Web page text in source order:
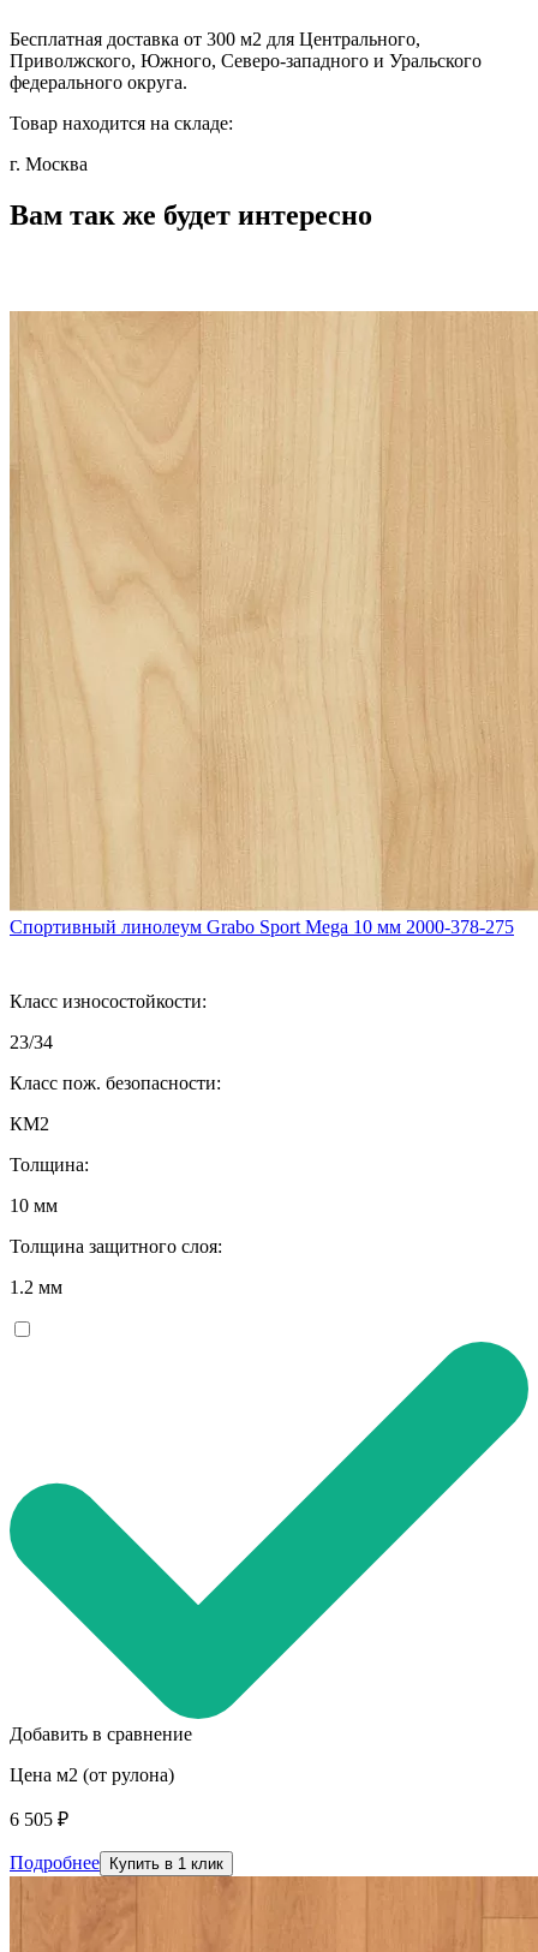
Бесплатная доставка от 300 м2 для Центрального,
Приволжского, Южного, Северо-западного и Уральского
федерального округа.
Товар находится на складе:
г. Москва
Вам так же будет интересно
Спортивный линолеум Grabo Sport Mega 10 мм 2000-378-275
Класс износостойкости:
23/34
Класс пож. безопасности:
КМ2
Толщина:
10 мм
Толщина защитного слоя:
1.2 мм
Добавить в сравнение
Цена м2 (от рулона)
6 505 ₽
Подробнее Купить в 1 клик